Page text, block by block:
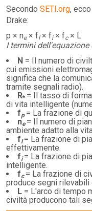
Secondo SETI.org,
Drake:
p × ne× fl× fi× fc× L
I termini
N = Il numero di
cui emissioni
significa che la
tramite segnali radio).
R* = Il tasso di
di vita intelligente
fp = La frazione di
ne = Il numero di
ambiente adatto alla
fl= La frazione di
effettivamente.
fi= La frazione di
intelligente.
fc = La frazione di
produce segni
L = L'arco di tempo
civiltà producono tali